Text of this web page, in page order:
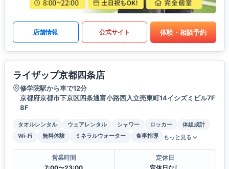
店舗情報 公式サイト 体験・相談予約
ライザップ京都四条店
修学院駅から車で12分
京都府京都市下京区四条通富小路西入立売東町14イシズミビル7F
8F
タオルレンタル ウェアレンタル シャワー ロッカー
体組成計
Wi-Fi
無料体験 ミネラルウォーター 食事指導 もっと見る
営業時間
定休日